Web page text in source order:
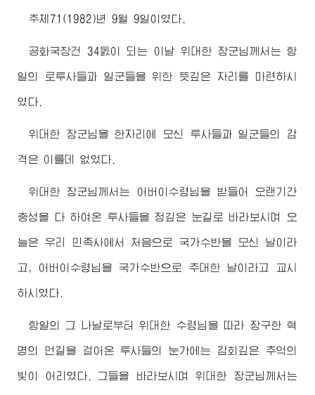
주체71(1982)년 9월 9일이였다.
공화국창건 34돐이 되는 이날 위대한 장군님께서 는 항
일의 로투사들과 일군들을 위한 뜻깊은 자리를 마련하시
였다.
위대한 장군님 을 한자리에 모신 투사들과 일군들의 감
격은 이를데 없었다.
위대한 장군님께서는 어버이 수령님 을 받들어 오랜기간
충성을 다 하여온 투사들을 정깊은 눈길로 바라보시며 오
늘은 우리 민족사에서 처음으로 국가수반을 모신 날이라
고, 어버이 수령님 을 국가수반으로 추대한 날이라고 교시
하시였다.
항일의 그 나날로부터위대한 수령님 을 따라 장구한 혁
명의 먼길을 걸어온 투사들의 눈가에는 감회깊은 추억의
빛이 어리였다. 그들을 바라보시며위대한 장군님께서는